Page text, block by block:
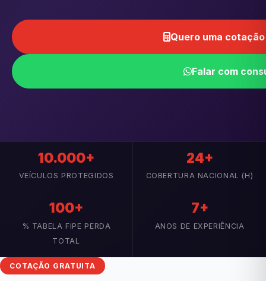
Quero uma
Falar com
10.000+
VEÍCULOS PROTEGIDOS
24+
COBERTURA NACIONAL (H)
100+
% TABELA FIPE PERDA
TOTAL
7+
ANOS DE EXPERIÊNCIA
COTAÇÃO GRATUITA